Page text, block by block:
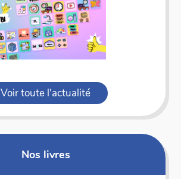
Voir toute l'actualité
Nos livres